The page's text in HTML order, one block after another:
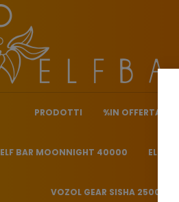
PRODOTTI %IN OFFERTA%
ELF BAR MOONNIGHT 40000 ELF
VOZOL GEAR SISHA 25000 -